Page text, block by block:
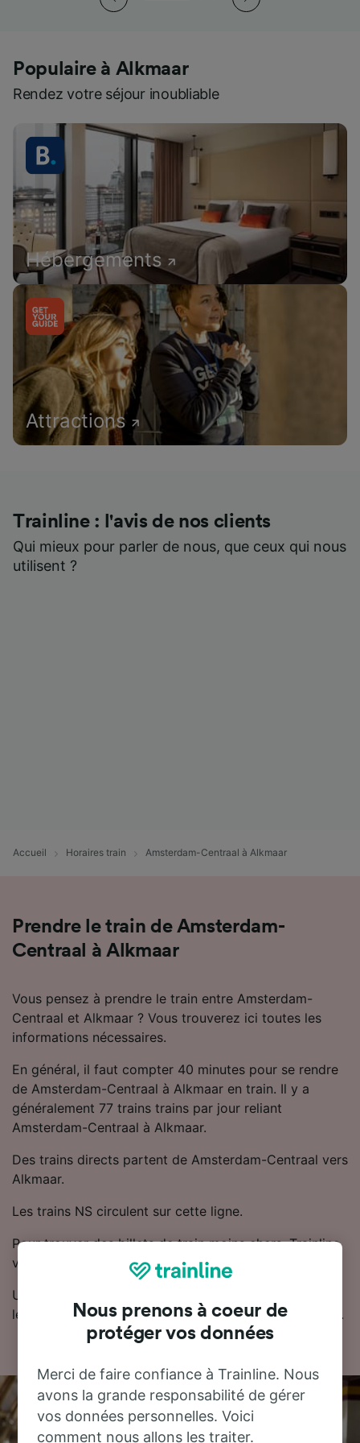
Populaire à Alkmaar
Rendez votre séjour inoubliable
Hébergements
Attractions
Trainline : l'avis de nos clients
Qui mieux pour parler de nous, que ceux qui nous
utilisent ?
Accueil Horaires train Amsterdam-Centraal à Alkmaar
Prendre le train de Amsterdam-
Centraal à Alkmaar
Vous pensez à prendre le train entre Amsterdam-
Centraal et Alkmaar ? Vous trouverez ici toutes les
informations nécessaires.
En général, il faut compter 40 minutes pour se rendre
de Amsterdam-Centraal à Alkmaar en train. Il y a
généralement 77 trains trains par jour reliant
Amsterdam-Centraal à Alkmaar.
Des trains directs partent de Amsterdam-Centraal vers
Alkmaar.
Les trains NS circulent sur cette ligne.
Pour trouver des billets de train moins chers, Trainline
vous recommande de réserver à l'avance.
Utilisez notre planificateur de voyage pour comparer
les prix des billets et trouver les tarifs les moins chers.
Nous prenons à coeur de
protéger vos données
Merci de faire confiance à Trainline. Nous
avons la grande responsabilité de gérer
vos données personnelles. Voici
comment nous allons les traiter.